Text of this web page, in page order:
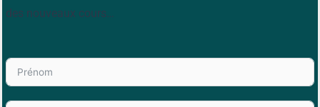
des nouveaux cours…